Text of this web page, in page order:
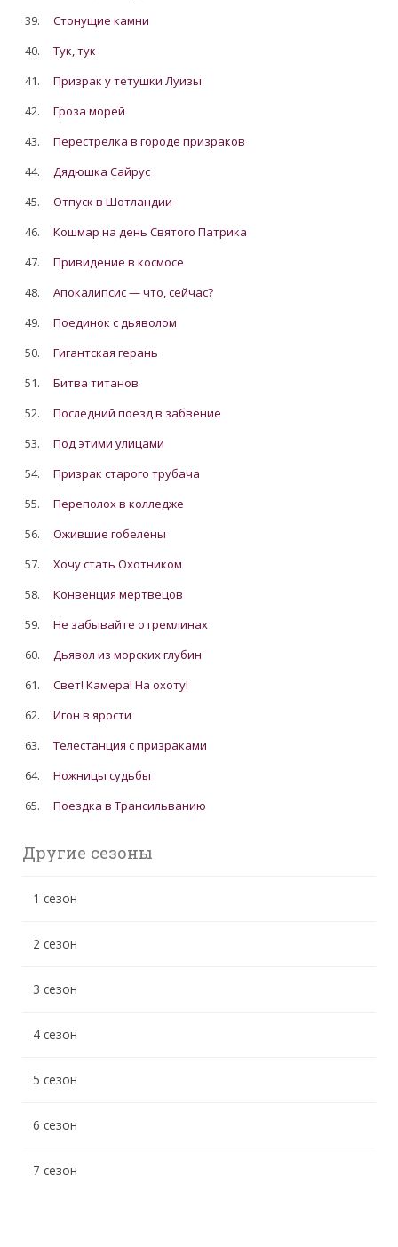
39.
Стонущие камни
40.
Тук, тук
41.
Призрак у тетушки Луизы
42.
Гроза морей
43.
Перестрелка в городе призраков
44.
Дядюшка Сайрус
45.
Отпуск в Шотландии
46.
Кошмар на день Святого Патрика
47.
Привидение в космосе
48.
Апокалипсис — что, сейчас?
49.
Поединок с дьяволом
50.
Гигантская герань
51.
Битва титанов
52.
Последний поезд в забвение
53.
Под этими улицами
54.
Призрак старого трубача
55.
Переполох в колледже
56.
Ожившие гобелены
57.
Хочу стать Охотником
58.
Конвенция мертвецов
59.
Не забывайте о гремлинах
60.
Дьявол из морских глубин
61.
Свет! Камера! На охоту!
62.
Игон в ярости
63.
Телестанция с призраками
64.
Ножницы судьбы
65.
Поездка в Трансильванию
Другие сезоны
1 сезон
2 сезон
3 сезон
4 сезон
5 сезон
6 сезон
7 сезон